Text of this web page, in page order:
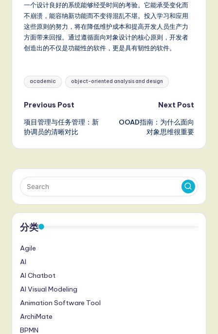
一个设计良好的系统能够经受时间的考验。它能承受变化而
不崩溃，能容纳新功能而不变得混乱不堪。投入学习和应用
这些原则的努力，将在降低维护成本和提高开发人员生产力
方面带来回报。通过遵循面向对象设计的核心原则，开发者
创造出的不仅是功能性的软件，更是具有韧性的软件。
Tags:
academic object-oriented analysis and design
Post
navigation
Previous Post
项目管理与任务管理：新
协调员的清晰对比
Next Post
OOAD指南：为什么面向
对象思维很重要
分类
Agile
AI
AI Chatbot
AI Visual Modeling
Animation Software Tool
ArchiMate
BPMN